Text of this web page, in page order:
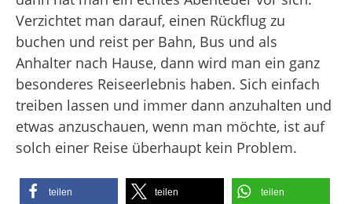
Verzichtet man darauf, einen Rückflug zu
buchen und reist per Bahn, Bus und als
Anhalter nach Hause, dann wird man ein ganz
besonderes Reiseerlebnis haben. Sich einfach
treiben lassen und immer dann anzuhalten und
etwas anzuschauen, wenn man möchte, ist auf
solch einer Reise überhaupt kein Problem.
teilen teilen teilen